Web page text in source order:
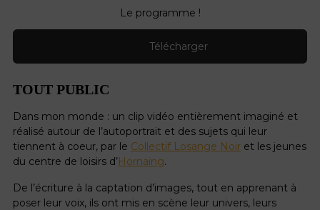
TOUT PUBLIC
Dans mon monde : un clip vidéo entièrement imaginé et
réalisé autour de l’autoportrait et des sujets qui leur
tiennent à coeur, par le Collectif Losange Noiret les jeunes
du centre de loisirs d’Hornaing.
De l’écriture à la captation d’images, tout en apprenant à
poser leur voix, ils ont mis en scène leur univers, leurs
Le programme !
Télécharger